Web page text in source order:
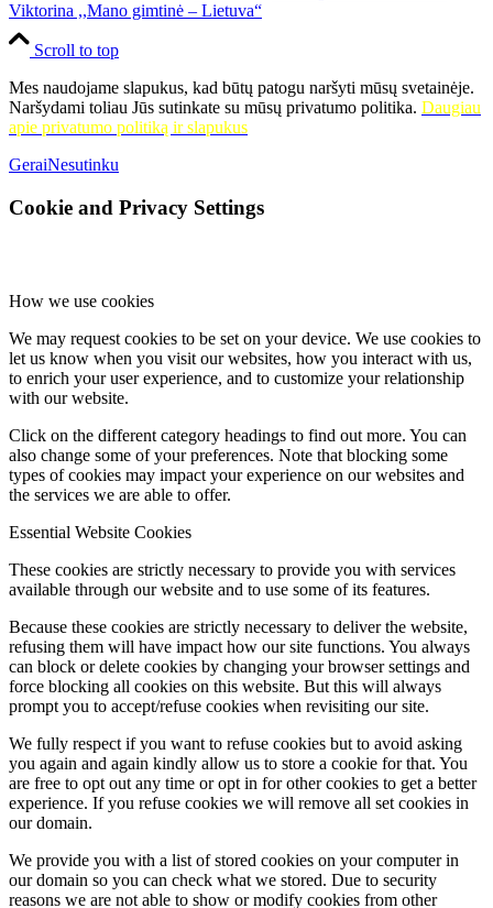
Viktorina ,,Mano gimtinė – Lietuva“
Scroll to top
Mes naudojame slapukus, kad būtų patogu naršyti mūsų svetainėje.
Naršydami toliau Jūs sutinkate su mūsų privatumo politika. Daugiau
apie privatumo politiką ir slapukus
GeraiNesutinku
Cookie and Privacy Settings
How we use cookies
We may request cookies to be set on your device. We use cookies to
let us know when you visit our websites, how you interact with us,
to enrich your user experience, and to customize your relationship
with our website.
Click on the different category headings to find out more. You can
also change some of your preferences. Note that blocking some
types of cookies may impact your experience on our websites and
the services we are able to offer.
Essential Website Cookies
These cookies are strictly necessary to provide you with services
available through our website and to use some of its features.
Because these cookies are strictly necessary to deliver the website,
refusing them will have impact how our site functions. You always
can block or delete cookies by changing your browser settings and
force blocking all cookies on this website. But this will always
prompt you to accept/refuse cookies when revisiting our site.
We fully respect if you want to refuse cookies but to avoid asking
you again and again kindly allow us to store a cookie for that. You
are free to opt out any time or opt in for other cookies to get a better
experience. If you refuse cookies we will remove all set cookies in
our domain.
We provide you with a list of stored cookies on your computer in
our domain so you can check what we stored. Due to security
reasons we are not able to show or modify cookies from other